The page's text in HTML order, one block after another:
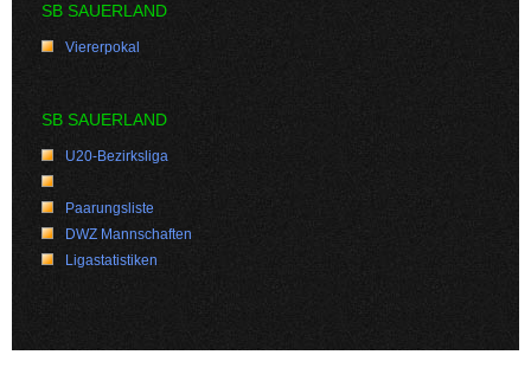
SB SAUERLAND
Viererpokal
SB SAUERLAND
U20-Bezirksliga
Paarungsliste
DWZ Mannschaften
Ligastatistiken